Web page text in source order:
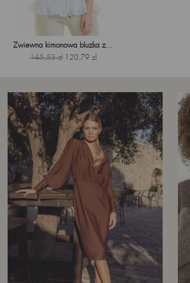
Zwiewna kimonowa bluzka z...
Cena
145,53 zł Cena
120,79 zł